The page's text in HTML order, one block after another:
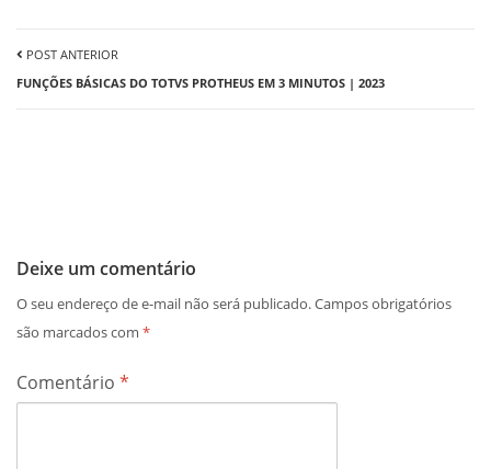
POST ANTERIOR
FUNÇÕES BÁSICAS DO TOTVS PROTHEUS EM 3 MINUTOS | 2023​
Deixe um comentário
O seu endereço de e-mail não será publicado.Campos obrigatórios
são marcados com *
Comentário *